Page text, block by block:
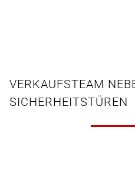
VERKAUFSTEAM
SICHERHEITSTÜREN